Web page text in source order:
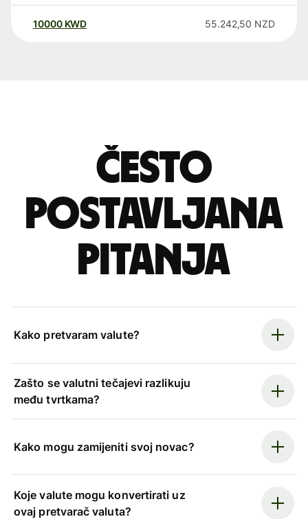
10000 KWD 55.242,50 NZD
Često
postavljana
pitanja
Kako pretvaram valute?
Zašto se valutni tečajevi razlikuju
među tvrtkama?
Kako mogu zamijeniti svoj novac?
Koje valute mogu konvertirati uz
ovaj pretvarač valuta?